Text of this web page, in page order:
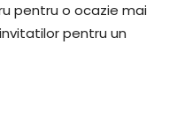
pentru o ocazie mai
pentru un